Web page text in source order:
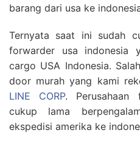
barang dari usa ke
Ternyata saat ini sudah
forwarder usa indonesia
cargo USA Indonesia.
door murah yang kami
LINE CORP. Perusahaan
cukup lama
ekspedisi amerika ke